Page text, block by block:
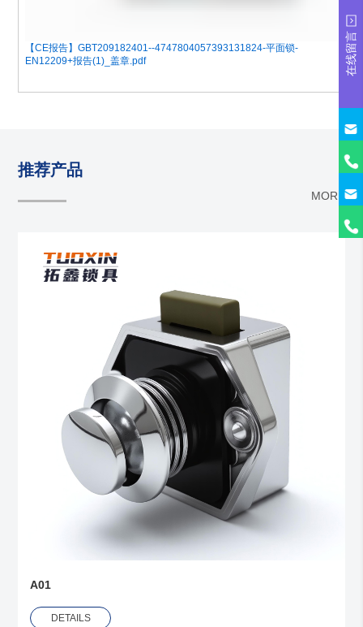
在线留言
【CE报告】GBT209182401--4747804057393131824-平面锁-
EN12209+报告(1)_盖章.pdf
推荐产品
MORE
A01
DETAILS